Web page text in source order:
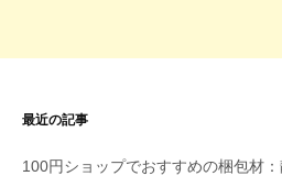
最近の記事
100円ショップでおすすめの梱包材